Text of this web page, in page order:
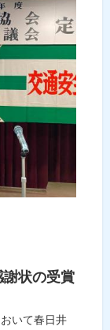
状の受賞
いて春日井